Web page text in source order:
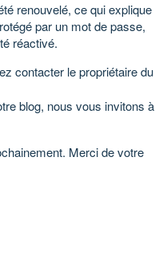
renouvelé, ce qui explique
par un mot de passe,
réactivé.
contacter le propriétaire du
blog, nous vous invitons à
Merci de votre